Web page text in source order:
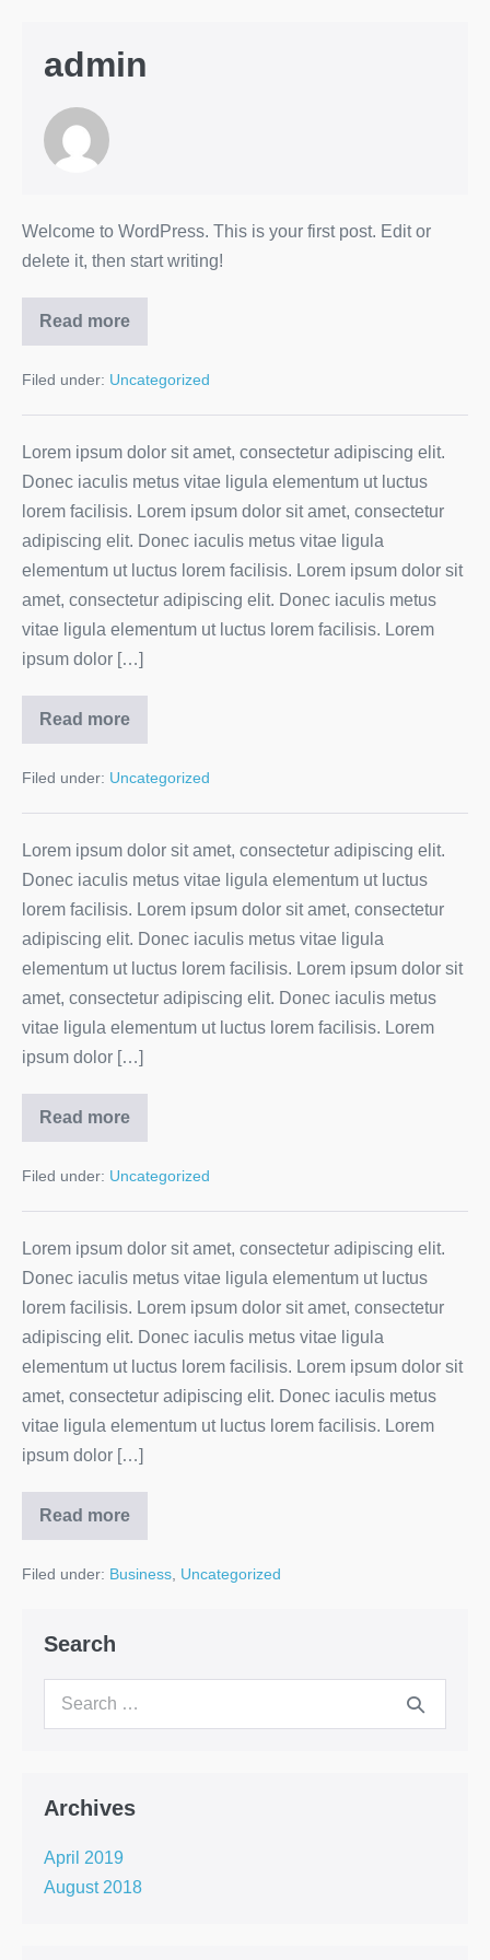
admin
Welcome to WordPress. This is your first post. Edit or
delete it, then start writing!
Read more
Filed under: Uncategorized
Lorem ipsum dolor sit amet, consectetur adipiscing elit.
Donec iaculis metus vitae ligula elementum ut luctus
lorem facilisis. Lorem ipsum dolor sit amet, consectetur
adipiscing elit. Donec iaculis metus vitae ligula
elementum ut luctus lorem facilisis. Lorem ipsum dolor sit
amet, consectetur adipiscing elit. Donec iaculis metus
vitae ligula elementum ut luctus lorem facilisis. Lorem
ipsum dolor […]
Read more
Filed under: Uncategorized
Lorem ipsum dolor sit amet, consectetur adipiscing elit.
Donec iaculis metus vitae ligula elementum ut luctus
lorem facilisis. Lorem ipsum dolor sit amet, consectetur
adipiscing elit. Donec iaculis metus vitae ligula
elementum ut luctus lorem facilisis. Lorem ipsum dolor sit
amet, consectetur adipiscing elit. Donec iaculis metus
vitae ligula elementum ut luctus lorem facilisis. Lorem
ipsum dolor […]
Read more
Filed under: Uncategorized
Lorem ipsum dolor sit amet, consectetur adipiscing elit.
Donec iaculis metus vitae ligula elementum ut luctus
lorem facilisis. Lorem ipsum dolor sit amet, consectetur
adipiscing elit. Donec iaculis metus vitae ligula
elementum ut luctus lorem facilisis. Lorem ipsum dolor sit
amet, consectetur adipiscing elit. Donec iaculis metus
vitae ligula elementum ut luctus lorem facilisis. Lorem
ipsum dolor […]
Read more
Filed under: Business Uncategorized
Search
Archives
April 2019
August 2018